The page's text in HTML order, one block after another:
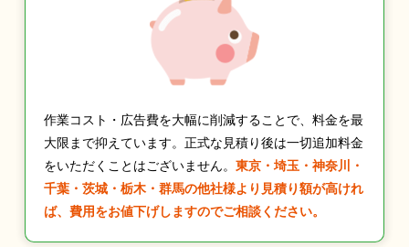
作業コスト・広告費を大幅に削減することで、料金を最
大限まで抑えています。正式な見積り後は一切追加料金
をいただくことはございません。 東京・埼玉・神奈川・
千葉・茨城・栃木・群馬の他社様より見積り額が高けれ
ば、費用をお値下げしますのでご相談ください。